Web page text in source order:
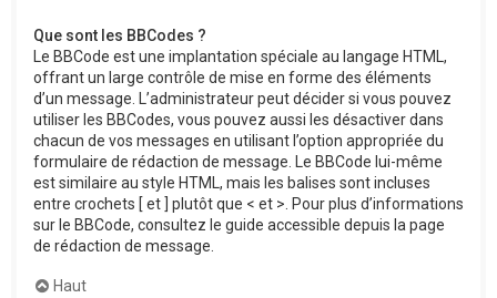
Que sont les BBCodes ?
Le BBCode est une implantation spéciale au langage HTML,
offrant un large contrôle de mise en forme des éléments
d’un message. L’administrateur peut décider si vous pouvez
utiliser les BBCodes, vous pouvez aussi les désactiver dans
chacun de vos messages en utilisant l’option appropriée du
formulaire de rédaction de message. Le BBCode lui-même
est similaire au style HTML, mais les balises sont incluses
entre crochets [ et ] plutôt que < et >. Pour plus d’informations
sur le BBCode, consultez le guide accessible depuis la page
de rédaction de message.
Haut